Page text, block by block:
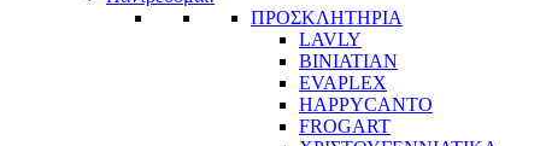
ΠΡΟΣΚΛΗΤΗΡΙΑ
LAVLY
BINIATIAN
EVAPLEX
HAPPYCANTO
FROGART